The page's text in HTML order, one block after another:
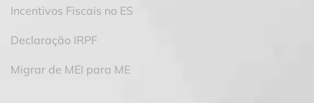
Incentivos Fiscais no ES
Declaração IRPF
Migrar de MEI para ME